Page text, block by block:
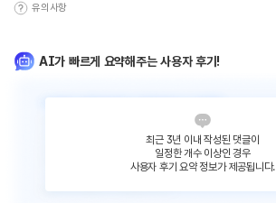
유의사항
AI가 빠르게 요약해주는 사용자 후기!
최근 3년 이내 작성된 댓글이
일정한 개수 이상인 경우
사용자 후기 요약 정보가 제공됩니다.